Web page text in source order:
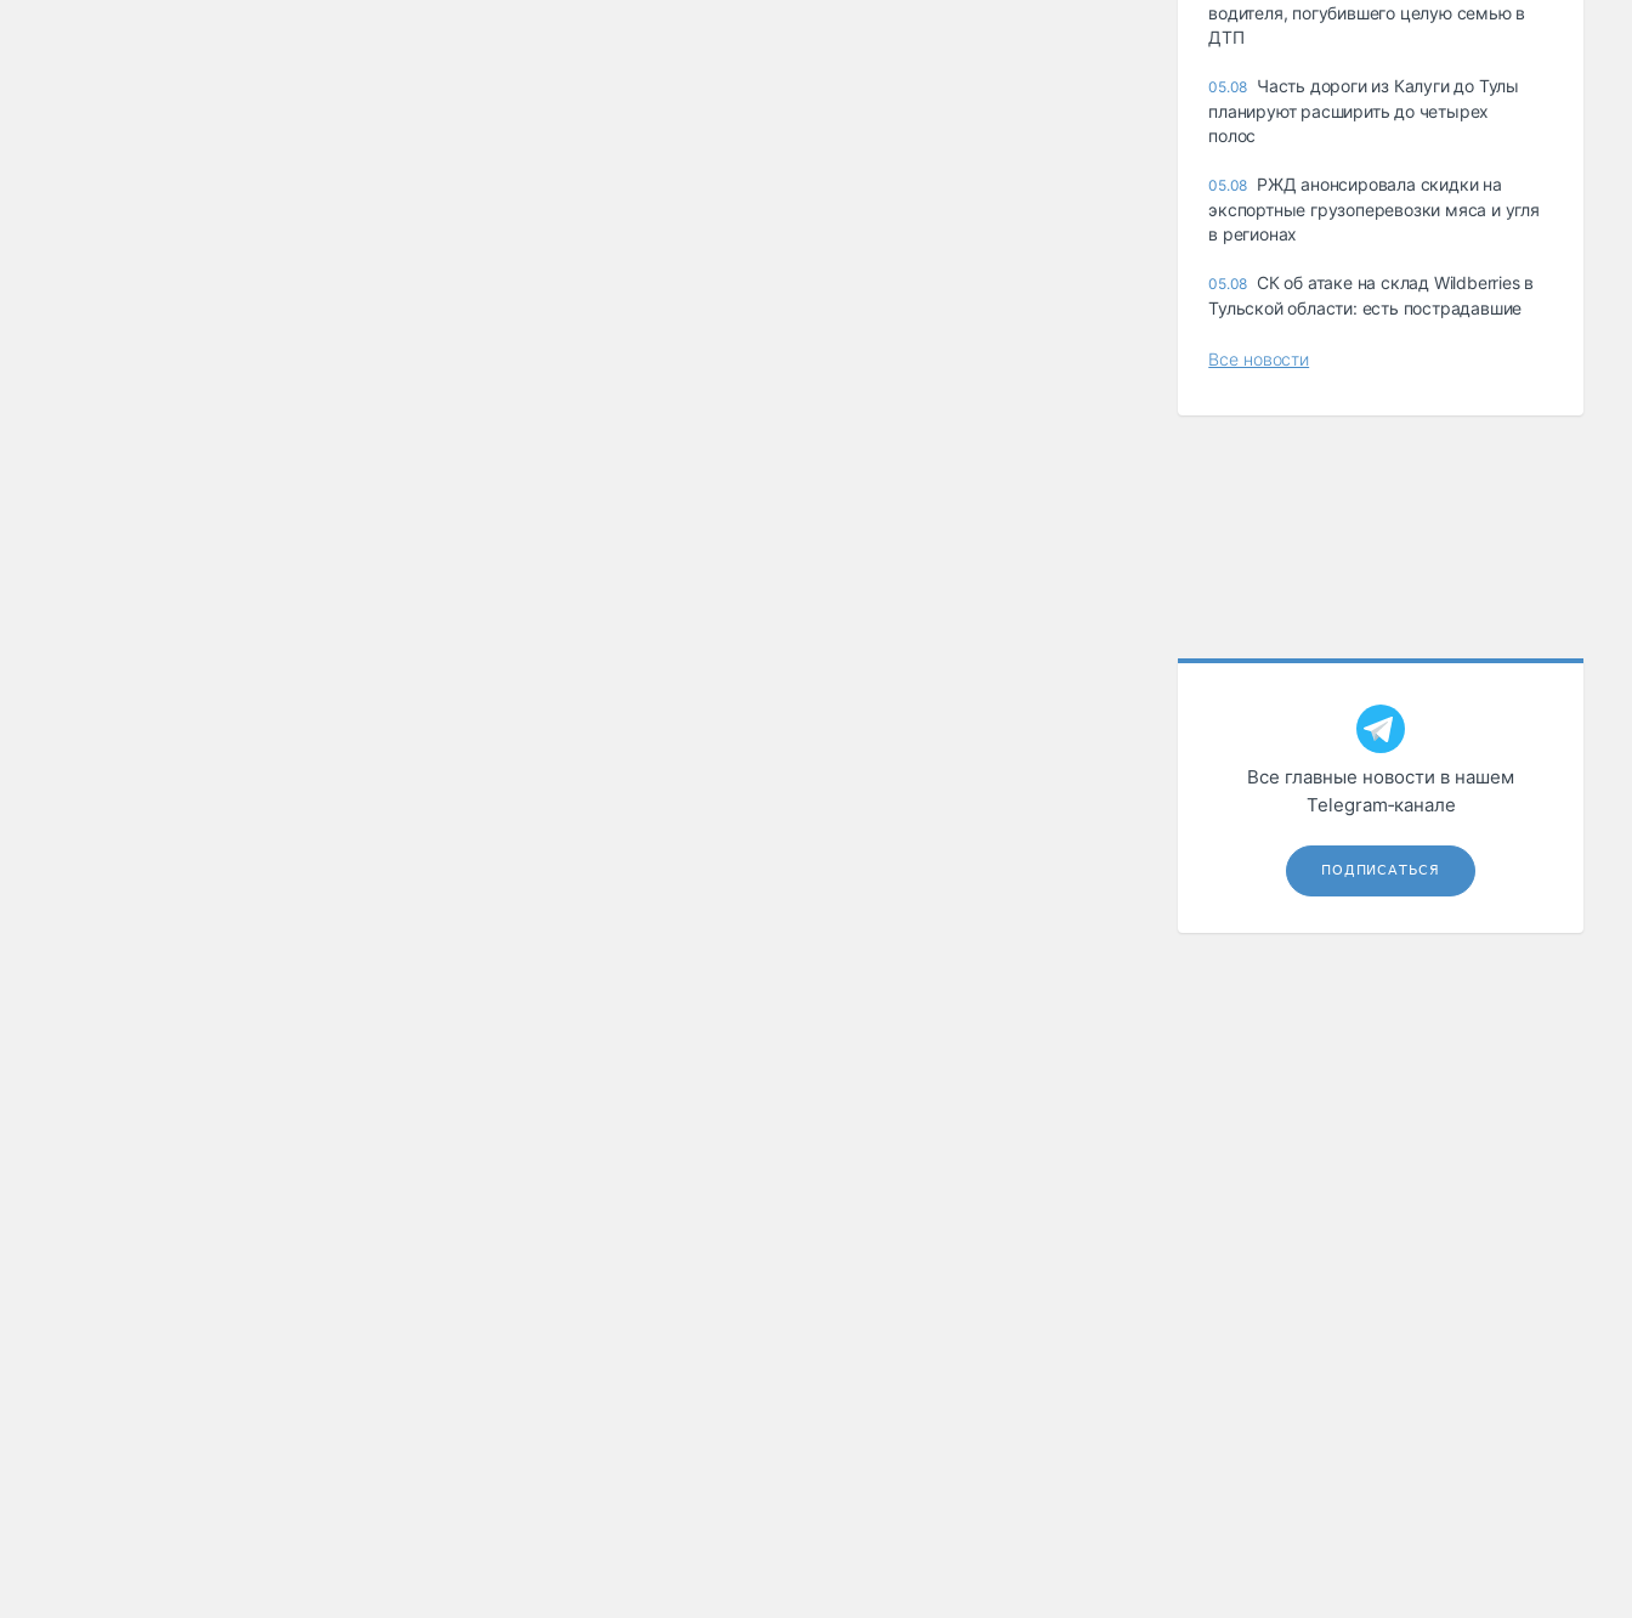
водителя, погубившего целую семью в
ДТП
05.08 Часть дороги из Калуги до Тулы
планируют расширить до четырех
полос
05.08 РЖД анонсировала скидки на
экспортные грузоперевозки мяса и угля
в регионах
05.08 СК об атаке на склад Wildberries в
Тульской области: есть пострадавшие
Все новости
Все главные новости в нашем
Telegram‑канале
ПОДПИСАТЬСЯ